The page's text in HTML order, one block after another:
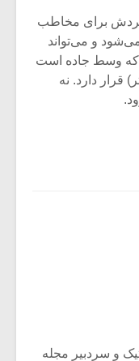
برای مخاطب
و می‌تواند
که وسط جاده است
قرار دارد. نه
و سردبیر مجله